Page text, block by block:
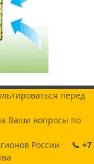
перед
Ваши вопросы по
России 📞 +7